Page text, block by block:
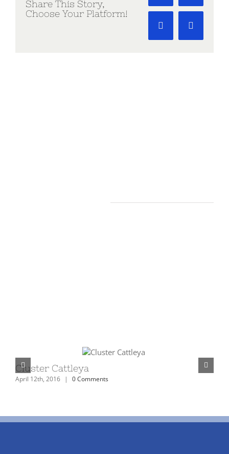
Share This Story,
Choose Your Platform!
PinterestVk
Cluster Cattleya
April 12th, 2016 | 0 Comments